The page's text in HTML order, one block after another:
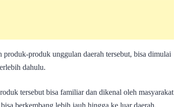
produk-produk unggulan daerah tersebut, bisa dimulai
dahulu.
tersebut bisa familiar dan dikenal oleh masyarakat
berkembang lebih jauh hingga ke luar daerah.